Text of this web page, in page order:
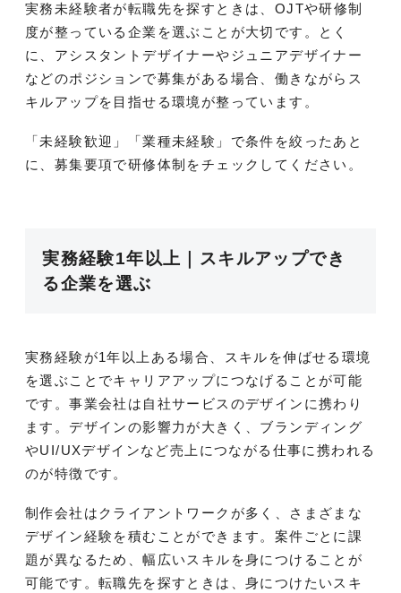
実務未経験者が転職先を探すときは、OJTや研修制
度が整っている企業を選ぶことが大切です。とく
に、アシスタントデザイナーやジュニアデザイナー
などのポジションで募集がある場合、働きながらス
キルアップを目指せる環境が整っています。
「未経験歓迎」「業種未経験」で条件を絞ったあと
に、募集要項で研修体制をチェックしてください。
実務経験1年以上｜スキルアップでき
る企業を選ぶ
実務経験が1年以上ある場合、スキルを伸ばせる環境
を選ぶことでキャリアアップにつなげることが可能
です。事業会社は自社サービスのデザインに携わり
ます。デザインの影響力が大きく、ブランディング
やUI/UXデザインなど売上につながる仕事に携われる
のが特徴です。
制作会社はクライアントワークが多く、さまざまな
デザイン経験を積むことができます。案件ごとに課
題が異なるため、幅広いスキルを身につけることが
可能です。転職先を探すときは、身につけたいスキ